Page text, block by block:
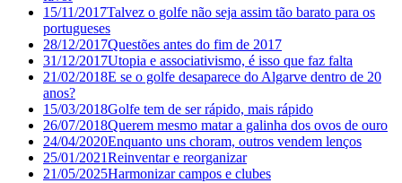
15/11/2017Talvez o golfe não seja assim tão barato para os
portugueses
28/12/2017Questões antes do fim de 2017
31/12/2017Utopia e associativismo, é isso que faz falta
21/02/2018E se o golfe desaparece do Algarve dentro de 20
anos?
15/03/2018Golfe tem de ser rápido, mais rápido
26/07/2018Querem mesmo matar a galinha dos ovos de ouro
24/04/2020Enquanto uns choram, outros vendem lenços
25/01/2021Reinventar e reorganizar
21/05/2025Harmonizar campos e clubes